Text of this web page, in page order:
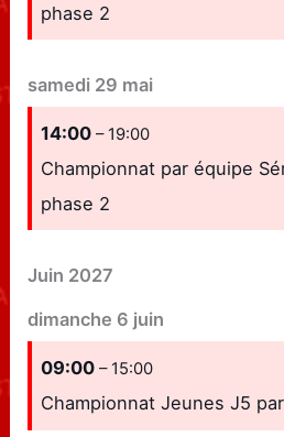
phase 2
samedi 29 mai
14:00– 19:00
Championnat par équipe
phase 2
Juin 2027
dimanche 6 juin
09:00– 15:00
Championnat Jeunes J5